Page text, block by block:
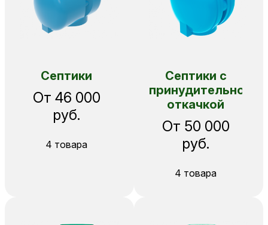
Септики
От 46 000
руб.
4 товара
Септики с
принудительной
откачкой
От 50 000
руб.
4 товара